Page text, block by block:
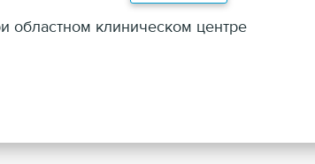
клиническом центре